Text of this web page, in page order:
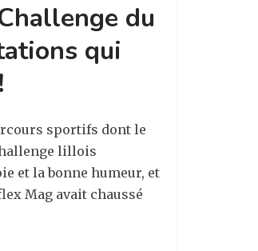
du
qui
sportifs dont le
lillois
et la bonne humeur, et
Mag avait chaussé